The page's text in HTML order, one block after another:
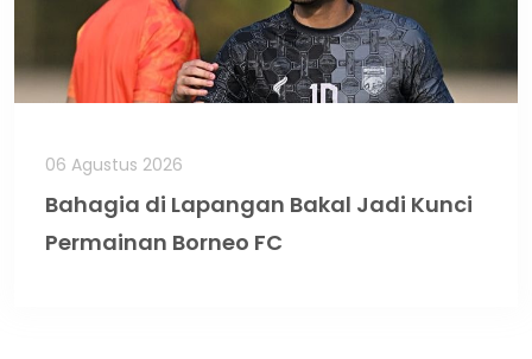
06 Agustus 2026
Bahagia di Lapangan Bakal Jadi Kunci
Permainan Borneo FC